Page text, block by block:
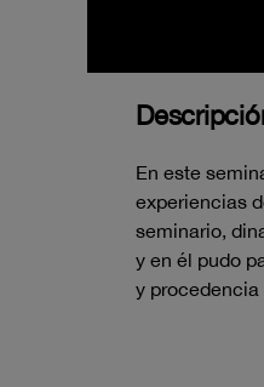
En este
experiencias
seminario,
y en él pudo
y procedencia